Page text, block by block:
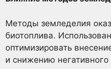
Методы земледелия
биотоплива.
оптимизировать
и снижению